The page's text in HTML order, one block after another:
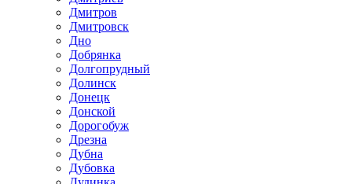
Дмитров
Дмитровск
Дно
Добрянка
Долгопрудный
Долинск
Донецк
Донской
Дорогобуж
Дрезна
Дубна
Дубовка